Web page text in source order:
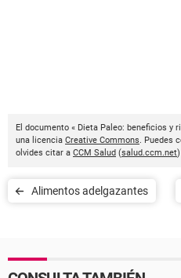
El documento « Dieta Paleo: beneficios y
una licencia Creative Commons. Puedes
olvides citar a CCM Salud (salud.ccm.net
Alimentos adelgazantes